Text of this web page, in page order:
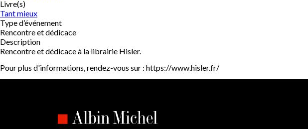
Livre(s)
Tant mieux
Type d’événement
Rencontre et dédicace
Description
Rencontre et dédicace à la librairie Hisler.
Pour plus d'informations, rendez-vous sur : https://www.hisler.fr/